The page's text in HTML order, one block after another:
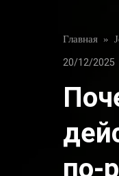
Главная »
20/12/2025